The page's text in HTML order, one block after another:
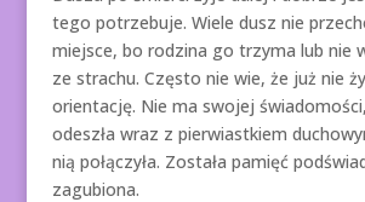
tego potrzebuje. Wiele dusz nie
miejsce, bo rodzina go trzyma lub nie
ze strachu. Często nie wie, że już nie
orientację. Nie ma swojej
odeszła wraz z pierwiastkiem
nią połączyła. Została pamięć
zagubiona.